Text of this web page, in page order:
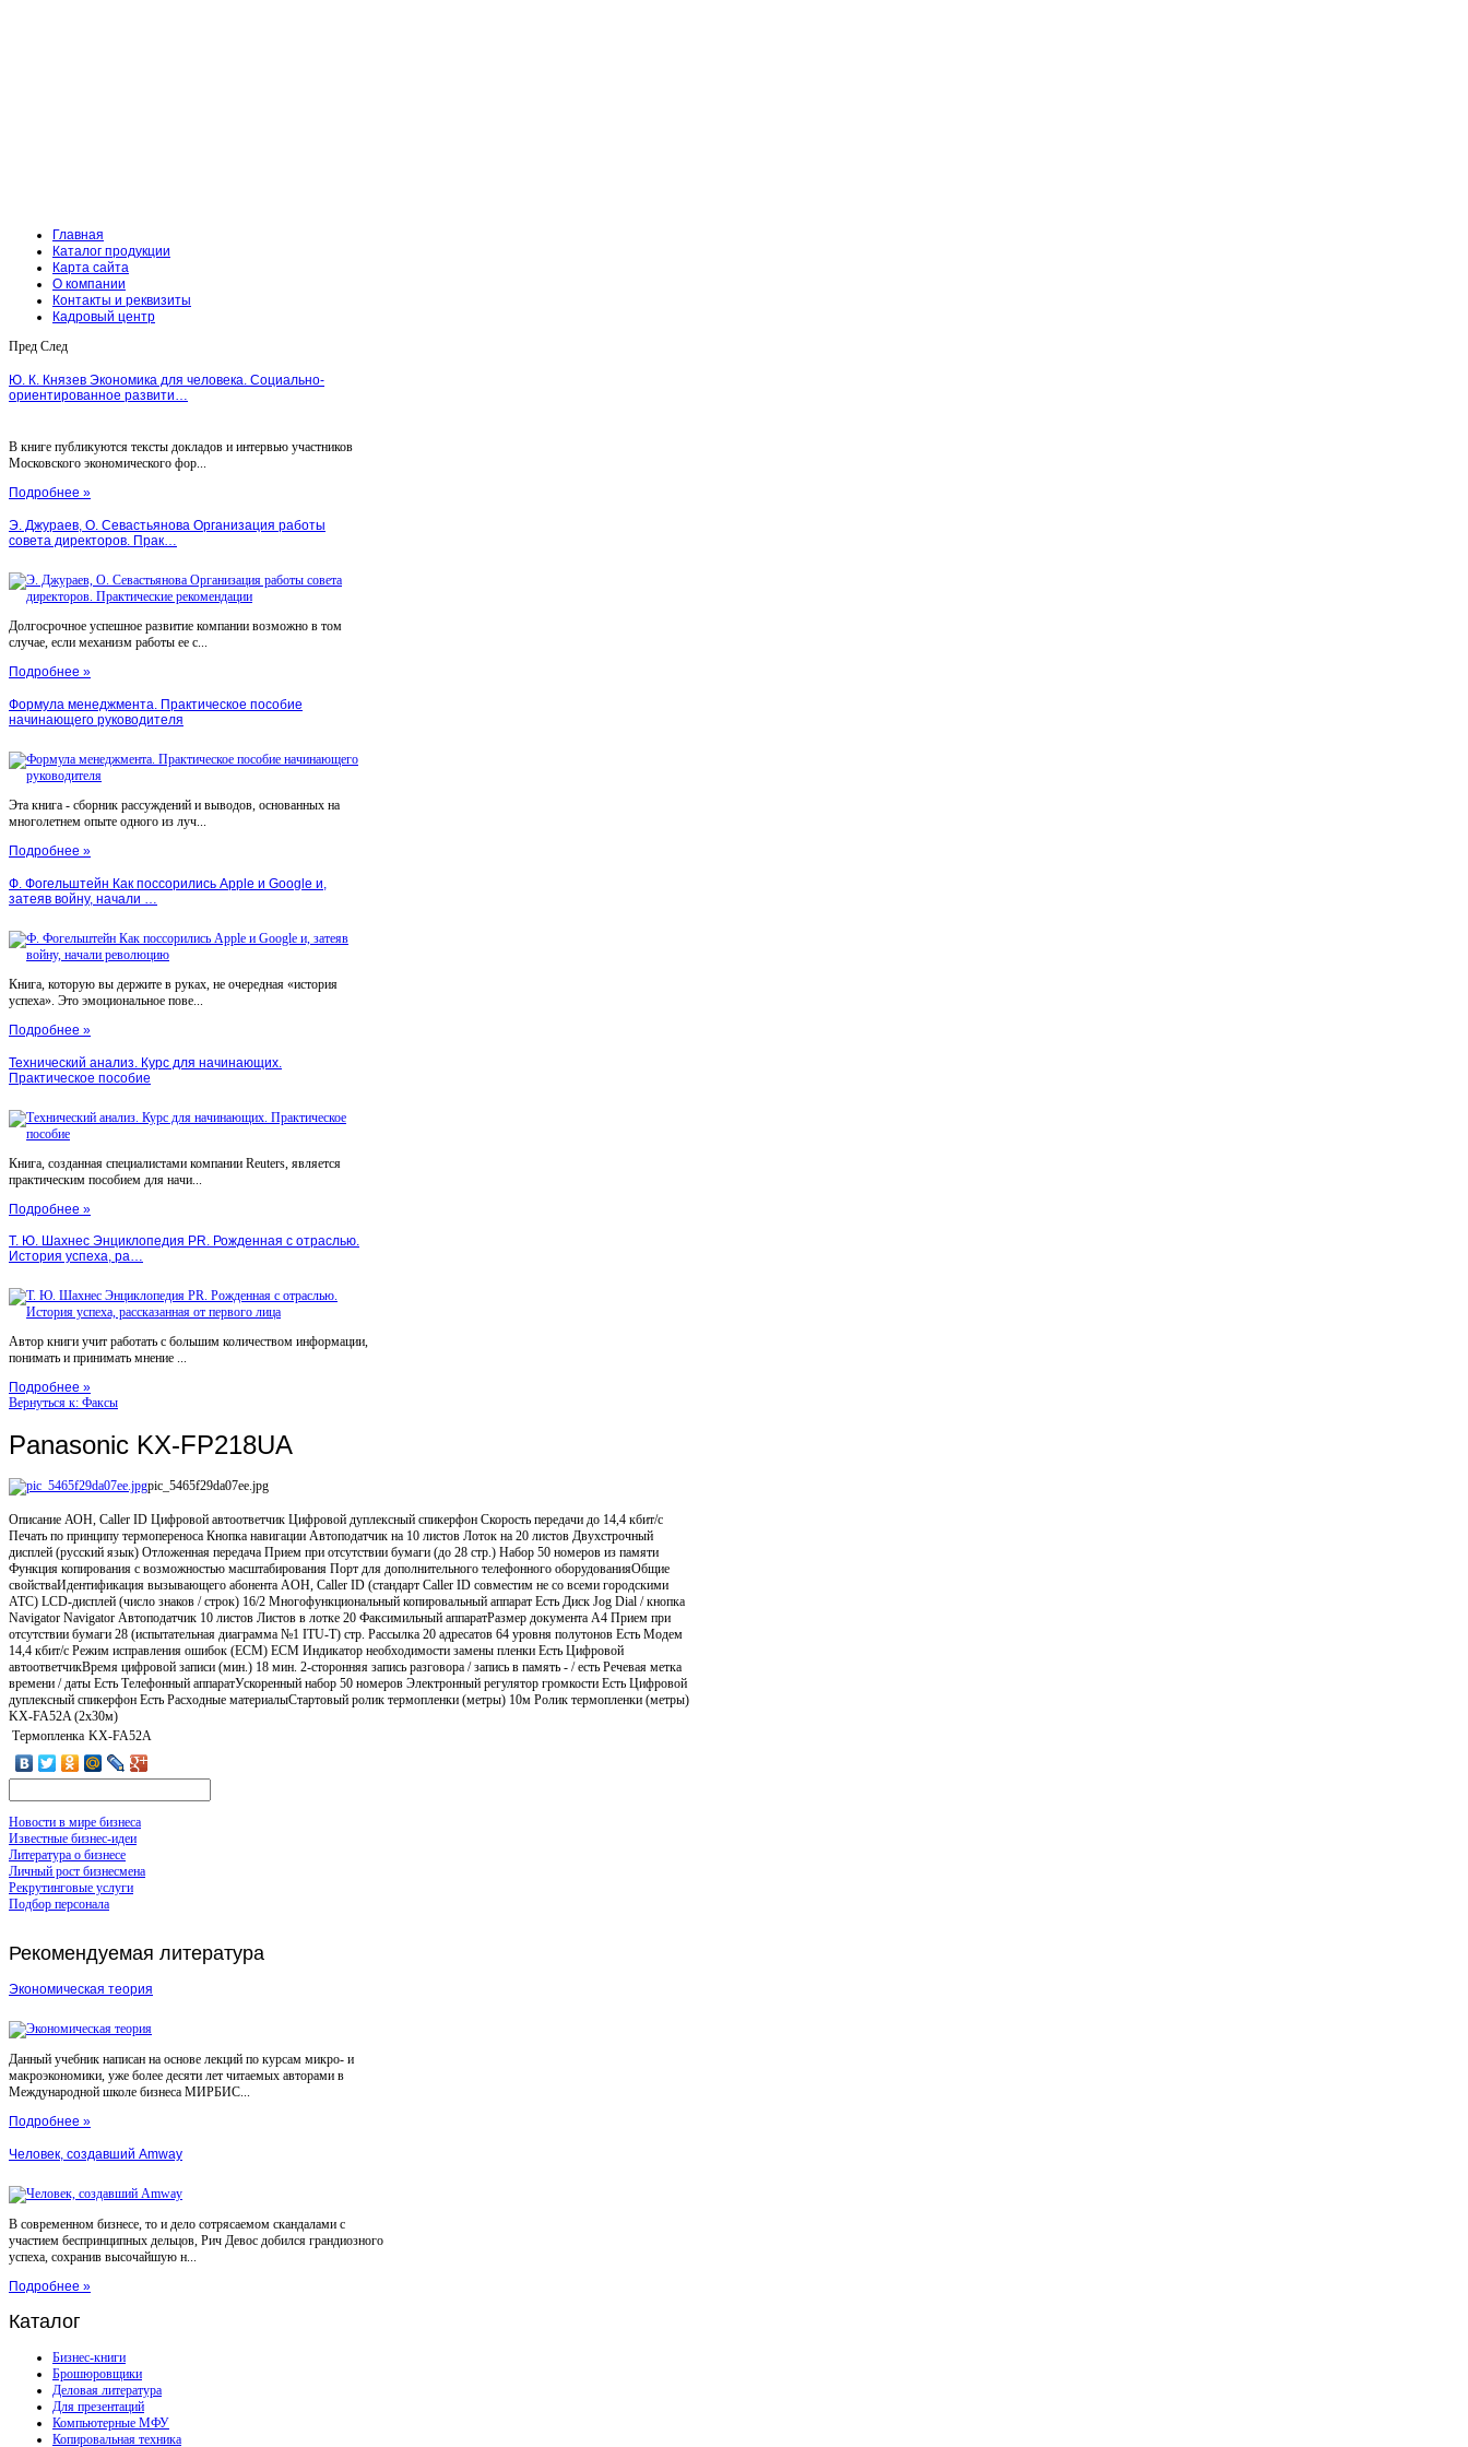
Главная
Каталог продукции
Карта сайта
О компании
Контакты и реквизиты
Кадровый центр
Пред След
Ю. К. Князев Экономика для человека. Социально-
ориентированное развити…
В книге публикуются тексты докладов и интервью участников
Московского экономического фор...
Подробнее »
Э. Джураев, О. Севастьянова Организация работы
совета директоров. Прак…
Долгосрочное успешное развитие компании возможно в том
случае, если механизм работы ее с...
Подробнее »
Формула менеджмента. Практическое пособие
начинающего руководителя
Эта книга - сборник рассуждений и выводов, основанных на
многолетнем опыте одного из луч...
Подробнее »
Ф. Фогельштейн Как поссорились Apple и Google и,
затеяв войну, начали …
Книга, которую вы держите в руках, не очередная «история
успеха». Это эмоциональное пове...
Подробнее »
Технический анализ. Курс для начинающих.
Практическое пособие
Книга, созданная специалистами компании Reuters, является
практическим пособием для начи...
Подробнее »
Т. Ю. Шахнес Энциклопедия PR. Рожденная с отраслью.
История успеха, ра…
Автор книги учит работать с большим количеством информации,
понимать и принимать мнение ...
Подробнее »
Вернуться к: Факсы
Panasonic KX-FP218UA
pic_5465f29da07ee.jpg
Описание АОН, Caller ID Цифровой автоответчик Цифровой дуплексный спикерфон Скорость передачи до 14,4 кбит/с
Печать по принципу термопереноса Кнопка навигации Автоподатчик на 10 листов Лоток на 20 листов Двухстрочный
дисплей (русский язык) Отложенная передача Прием при отсутствии бумаги (до 28 стр.) Набор 50 номеров из памяти
Функция копирования с возможностью масштабирования Порт для дополнительного телефонного оборудованияОбщие
свойстваИдентификация вызывающего абонента AOH, Caller ID (стандарт Caller ID совместим не со всеми городскими
АТС) LCD-дисплей (число знаков / строк) 16/2 Многофункциональный копировальный аппарат Есть Диск Jog Dial / кнопка
Navigator Navigator Автоподатчик 10 листов Листов в лотке 20 Факсимильный аппаратРазмер документа A4 Прием при
отсутствии бумаги 28 (испытательная диаграмма №1 ITU-T) стр. Рассылка 20 адресатов 64 уровня полутонов Есть Модем
14,4 кбит/с Режим исправления ошибок (ECM) ECM Индикатор необходимости замены пленки Есть Цифровой
автоответчикВремя цифровой записи (мин.) 18 мин. 2-сторонняя запись разговора / запись в память - / есть Речевая метка
времени / даты Есть Телефонный аппаратУскоренный набор 50 номеров Электронный регулятор громкости Есть Цифровой
дуплексный спикерфон Есть Расходные материалыСтартовый ролик термопленки (метры) 10м Ролик термопленки (метры)
KX-FA52A (2х30м)
Термопленка KX-FA52A
Новости в мире бизнеса
Известные бизнес-идеи
Литература о бизнесе
Личный рост бизнесмена
Рекрутинговые услуги
Подбор персонала
Рекомендуемая литература
Экономическая теория
Данный учебник написан на основе лекций по курсам микро- и
макроэкономики, уже более десяти лет читаемых авторами в
Международной школе бизнеса МИРБИС...
Подробнее »
Человек, создавший Amway
В современном бизнесе, то и дело сотрясаемом скандалами с
участием беспринципных дельцов, Рич Девос добился грандиозного
успеха, сохранив высочайшую н...
Подробнее »
Каталог
Бизнес-книги
Брошюровщики
Деловая литература
Для презентаций
Компьютерные МФУ
Копировальная техника